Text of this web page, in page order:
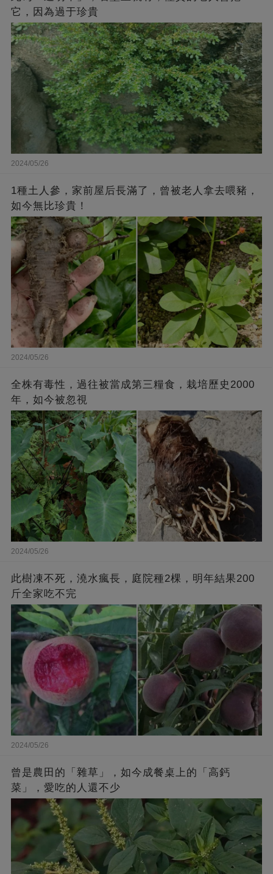
它，因為過于珍貴
2024/05/26
1種土人參，家前屋后長滿了，曾被老人拿去喂豬，
如今無比珍貴！
2024/05/26
全株有毒性，過往被當成第三糧食，栽培歷史2000
年，如今被忽視
2024/05/26
此樹凍不死，澆水瘋長，庭院種2棵，明年結果200
斤全家吃不完
2024/05/26
曾是農田的「雜草」，如今成餐桌上的「高鈣
菜」，愛吃的人還不少